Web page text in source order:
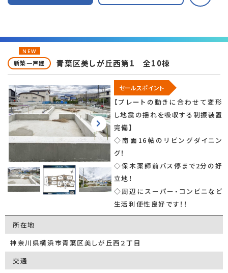
NEW
新築一戸建 青葉区美しが丘西第1 全10棟
セールスポイント
【プレートの動きに合わせて変形
し地震の揺れを吸収する制振装置
完備】
◇南面16帖のリビングダイニン
グ！
◇保木薬師前バス停まで2分の好
立地！
◇周辺にスーパー・コンビニなど
生活利便性良好です！！
所在地
神奈川県横浜市青葉区美しが丘西２丁目
交通